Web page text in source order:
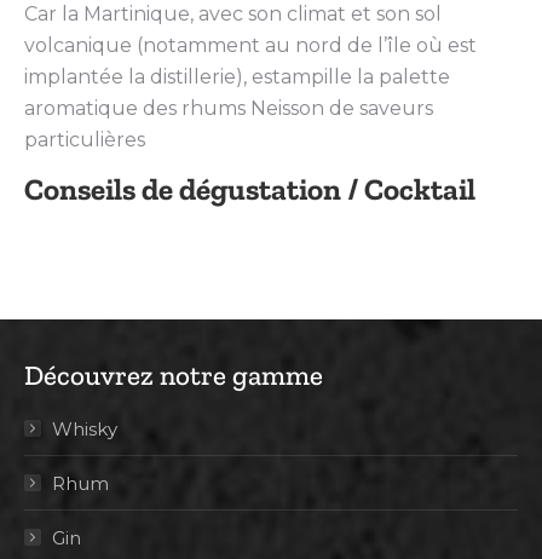
Car la Martinique, avec son climat et son sol
volcanique (notamment au nord de l’île où est
implantée la distillerie), estampille la palette
aromatique des rhums Neisson de saveurs
particulières
Conseils de dégustation / Cocktail
Découvrez notre gamme
Whisky
Rhum
Gin